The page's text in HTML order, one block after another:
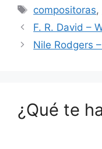
Etiquetas
compositoras,
F. R. David –
Nile Rodgers
¿Qué te